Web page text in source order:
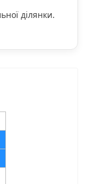
ділянки.